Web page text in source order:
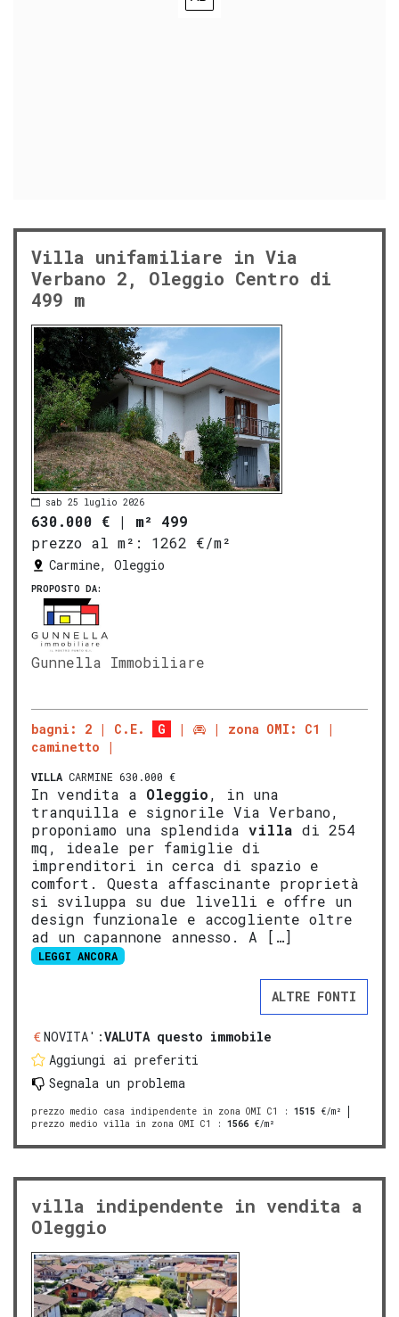
Villa unifamiliare in Via
Verbano 2, Oleggio Centro di
499 m
sab 25 luglio 2026
630.000 € | m² 499
prezzo al m²:
1262 €/m²
Carmine, Oleggio
PROPOSTO DA:
Gunnella Immobiliare
bagni: 2 C.E. G
zona OMI: C1
caminetto
VILLA CARMINE 630.000 €
In vendita a Oleggio, in una
tranquilla e signorile Via Verbano,
proponiamo una splendida villa di 254
mq, ideale per famiglie di
imprenditori in cerca di spazio e
comfort. Questa affascinante proprietà
si sviluppa su due livelli e offre un
design funzionale e accogliente oltre
ad un capannone annesso. A […]
LEGGI ANCORA
ALTRE FONTI
NOVITA':VALUTA questo immobile
Aggiungi ai preferiti
Segnala un problema
prezzo medio casa indipendente in zona OMI C1 : 1515 €/m²
prezzo medio villa in zona OMI C1
: 1566 €/m²
villa indipendente in vendita a
Oleggio